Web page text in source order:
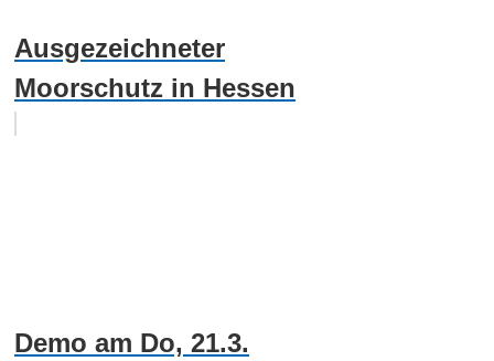
Ausgezeichneter
Moorschutz in Hessen
Demo am Do, 21.3.